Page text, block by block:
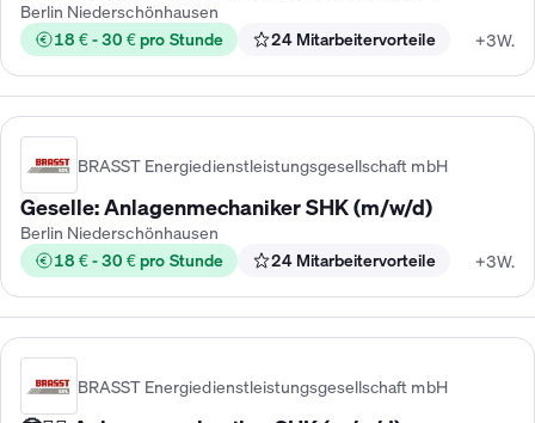
Berlin Niederschönhausen
18 € - 30 € pro Stunde
24 Mitarbeitervorteile +3W.
BRASST Energiedienstleistungsgesellschaft mbH
Geselle: Anlagenmechaniker SHK (m/w/d)
Berlin Niederschönhausen
18 € - 30 € pro Stunde
24 Mitarbeitervorteile +3W.
BRASST Energiedienstleistungsgesellschaft mbH